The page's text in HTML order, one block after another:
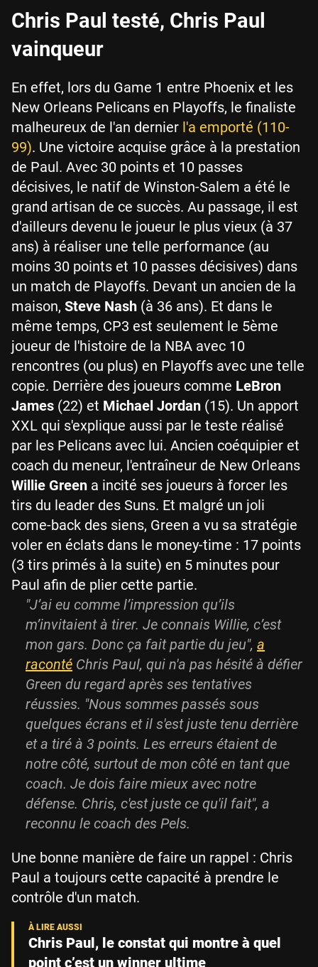
Chris Paul testé, Chris Paul
vainqueur
En effet, lors du Game 1 entre Phoenix et les
New Orleans Pelicans en Playoffs, le finaliste
malheureux de l'an dernier l'a emporté (110-
99). Une victoire acquise grâce à la prestation
de Paul. Avec 30 points et 10 passes
décisives, le natif de Winston-Salem a été le
grand artisan de ce succès. Au passage, il est
d'ailleurs devenu le joueur le plus vieux (à 37
ans) à réaliser une telle performance (au
moins 30 points et 10 passes décisives) dans
un match de Playoffs. Devant un ancien de la
maison, Steve Nash (à 36 ans). Et dans le
même temps, CP3 est seulement le 5ème
joueur de l'histoire de la NBA avec 10
rencontres (ou plus) en Playoffs avec une telle
copie. Derrière des joueurs comme LeBron
James (22) et Michael Jordan (15). Un apport
XXL qui s'explique aussi par le teste réalisé
par les Pelicans avec lui. Ancien coéquipier et
coach du meneur, l'entraîneur de New Orleans
Willie Green a incité ses joueurs à forcer les
tirs du leader des Suns. Et malgré un joli
come-back des siens, Green a vu sa stratégie
voler en éclats dans le money-time : 17 points
(3 tirs primés à la suite) en 5 minutes pour
Paul afin de plier cette partie.
"J’ai eu comme l’impression qu’ils
m’invitaient à tirer. Je connais Willie, c’est
mon gars. Donc ça fait partie du jeu", a
raconté Chris Paul, qui n'a pas hésité à défier
Green du regard après ses tentatives
réussies. "Nous sommes passés sous
quelques écrans et il s'est juste tenu derrière
et a tiré à 3 points. Les erreurs étaient de
notre côté, surtout de mon côté en tant que
coach. Je dois faire mieux avec notre
défense. Chris, c'est juste ce qu'il fait", a
reconnu le coach des Pels.
Une bonne manière de faire un rappel : Chris
Paul a toujours cette capacité à prendre le
contrôle d'un match.
Chris Paul, le constat qui montre à quel
point c’est un winner ultime